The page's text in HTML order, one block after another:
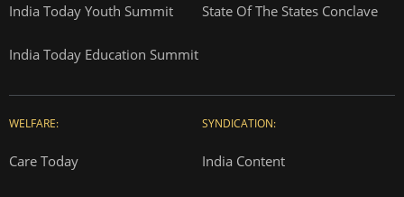
India Today Youth Summit State Of The States Conclave
India Today Education Summit
WELFARE:
Care Today
SYNDICATION:
India Content